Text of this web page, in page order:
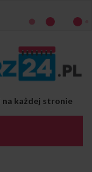
na każdej stronie